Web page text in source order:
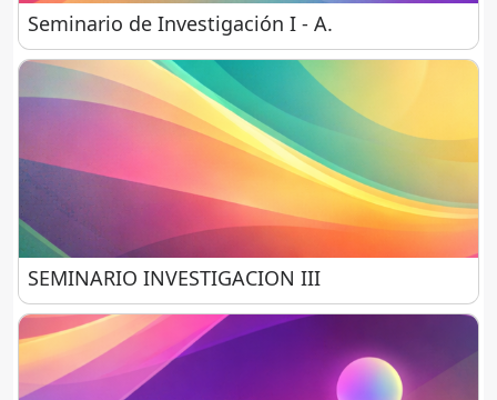
Seminario de Investigación I - A.
Seminario de Investigación I - A.
SEMINARIO INVESTIGACION III
SEMINARIO INVESTIGACION III